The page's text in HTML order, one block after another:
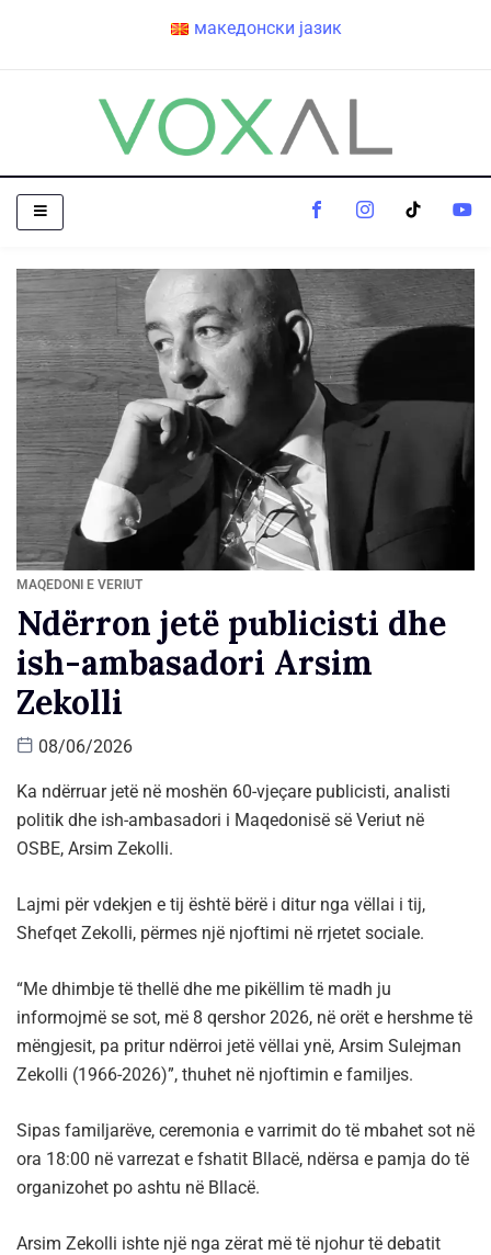
македонски јазик
MAQEDONI E VERIUT
Ndërron jetë publicisti dhe
ish-ambasadori Arsim
Zekolli
08/06/2026
Ka ndërruar jetë në moshën 60-vjeçare publicisti, analisti
politik dhe ish-ambasadori i Maqedonisë së Veriut në
OSBE, Arsim Zekolli.
Lajmi për vdekjen e tij është bërë i ditur nga vëllai i tij,
Shefqet Zekolli, përmes një njoftimi në rrjetet sociale.
“Me dhimbje të thellë dhe me pikëllim të madh ju
informojmë se sot, më 8 qershor 2026, në orët e hershme të
mëngjesit, pa pritur ndërroi jetë vëllai ynë, Arsim Sulejman
Zekolli (1966-2026)”, thuhet në njoftimin e familjes.
Sipas familjarëve, ceremonia e varrimit do të mbahet sot në
ora 18:00 në varrezat e fshatit Bllacë, ndërsa e pamja do të
organizohet po ashtu në Bllacë.
Arsim Zekolli ishte një nga zërat më të njohur të debatit